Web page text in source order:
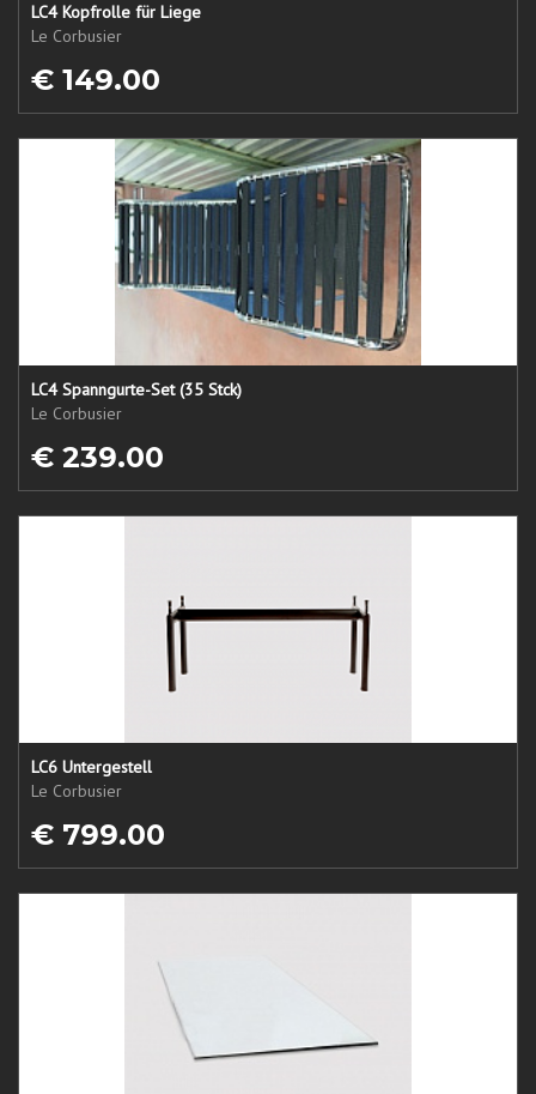
LC4 Kopfrolle für Liege
Le Corbusier
€ 149.00
LC4 Spanngurte-Set (35 Stck)
Le Corbusier
€ 239.00
LC6 Untergestell
Le Corbusier
€ 799.00